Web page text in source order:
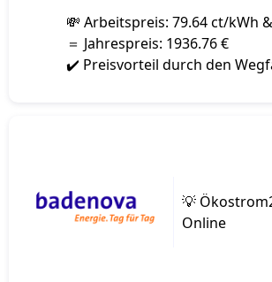
💸 Arbeitspreis: 79.64 ct/kWh
＝ Jahrespreis: 1936.76 €
✔️ Preisvorteil durch den
💡
Online